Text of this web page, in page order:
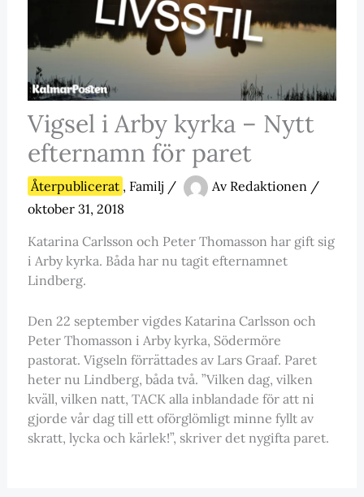
Vigsel i Arby kyrka – Nytt
efternamn för paret
Återpublicerat , Familj / Av Redaktionen /
oktober 31, 2018
Katarina Carlsson och Peter Thomasson har gift sig
i Arby kyrka. Båda har nu tagit efternamnet
Lindberg.
Den 22 september vigdes Katarina Carlsson och
Peter Thomasson i Arby kyrka, Södermöre
pastorat. Vigseln förrättades av Lars Graaf. Paret
heter nu Lindberg, båda två. ”Vilken dag, vilken
kväll, vilken natt, TACK alla inblandade för att ni
gjorde vår dag till ett oförglömligt minne fyllt av
skratt, lycka och kärlek!”, skriver det nygifta paret.